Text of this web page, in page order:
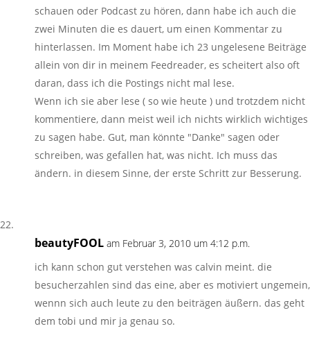
schauen oder Podcast zu hören, dann habe ich auch die
zwei Minuten die es dauert, um einen Kommentar zu
hinterlassen. Im Moment habe ich 23 ungelesene Beiträge
allein von dir in meinem Feedreader, es scheitert also oft
daran, dass ich die Postings nicht mal lese.
Wenn ich sie aber lese ( so wie heute ) und trotzdem nicht
kommentiere, dann meist weil ich nichts wirklich wichtiges
zu sagen habe. Gut, man könnte "Danke" sagen oder
schreiben, was gefallen hat, was nicht. Ich muss das
ändern. in diesem Sinne, der erste Schritt zur Besserung.
beautyFOOL am Februar 3, 2010 um 4:12 p.m.
ich kann schon gut verstehen was calvin meint. die
besucherzahlen sind das eine, aber es motiviert ungemein,
wennn sich auch leute zu den beiträgen äußern. das geht
dem tobi und mir ja genau so.